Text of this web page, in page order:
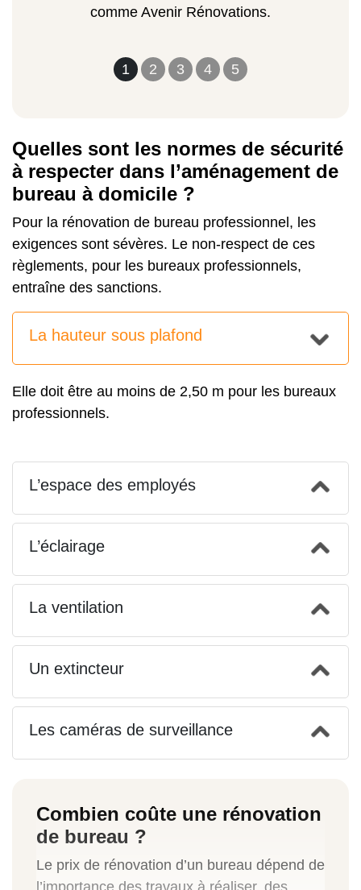
1 2 3 4 5
comme Avenir Rénovations.
Quelles sont les normes de sécurité
à respecter dans l’aménagement de
bureau à domicile ?
Pour la rénovation de bureau professionnel, les
exigences sont sévères. Le non-respect de ces
règlements, pour les bureaux professionnels,
entraîne des sanctions.
La hauteur sous plafond
Elle doit être au moins de 2,50 m pour les bureaux
professionnels.
L’espace des employés
L’éclairage
La ventilation
Un extincteur
Les caméras de surveillance
Combien coûte une rénovation
de bureau ?
Le prix de rénovation d’un bureau dépend de